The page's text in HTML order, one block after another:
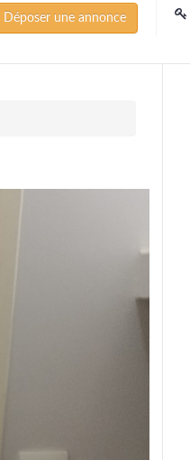
Déposer une annonce